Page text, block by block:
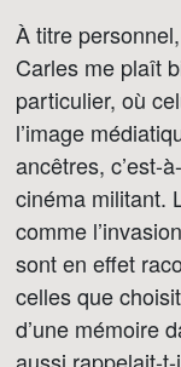
À titre
Carles me plaît
particulier, où
l’image
ancêtres, c’est-
cinéma militant.
comme
sont en effet
celles que
d’une mémoire